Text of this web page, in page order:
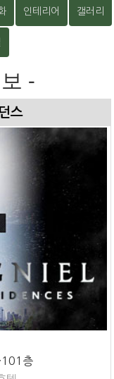
인테리어 갤러리
-
스
층